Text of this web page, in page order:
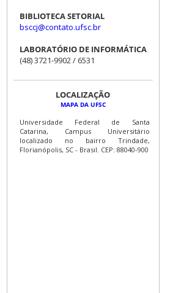
BIBLIOTECA SETORIAL
bsccj@contato.ufsc.br
LABORATÓRIO DE INFORMÁTICA
(48) 3721-9902 / 6531
LOCALIZAÇÃO
MAPA DA UFSC
Universidade Federal de Santa
Catarina, Campus Universitário
localizado no bairro Trindade,
Florianópolis, SC - Brasil. CEP: 88040-900